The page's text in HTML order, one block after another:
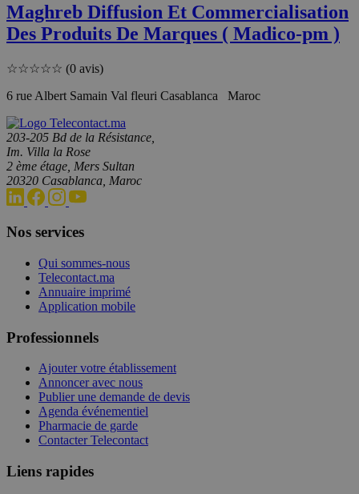
Maghreb Diffusion Et Commercialisation
Des Produits De Marques ( Madico-pm )
☆☆☆☆☆ (0 avis)
6 rue Albert Samain Val fleuri Casablanca Maroc
203-205 Bd de la Résistance,
Im. Villa la Rose
2 ème étage, Mers Sultan
20320 Casablanca, Maroc
Nos services
Qui sommes-nous
Telecontact.ma
Annuaire imprimé
Application mobile
Professionnels
Ajouter votre établissement
Annoncer avec nous
Publier une demande de devis
Agenda événementiel
Pharmacie de garde
Contacter Telecontact
Liens rapides